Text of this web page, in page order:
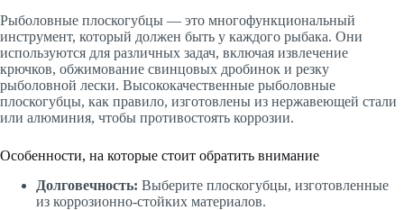
Рыболовные плоскогубцы — это многофункциональный
инструмент, который должен быть у каждого рыбака. Они
используются для различных задач, включая извлечение
крючков, обжимование свинцовых дробинок и резку
рыболовной лески. Высококачественные рыболовные
плоскогубцы, как правило, изготовлены из нержавеющей стали
или алюминия, чтобы противостоять коррозии.
Особенности, на которые стоит обратить внимание
Долговечность: Выберите плоскогубцы, изготовленные
из коррозионно-стойких материалов.